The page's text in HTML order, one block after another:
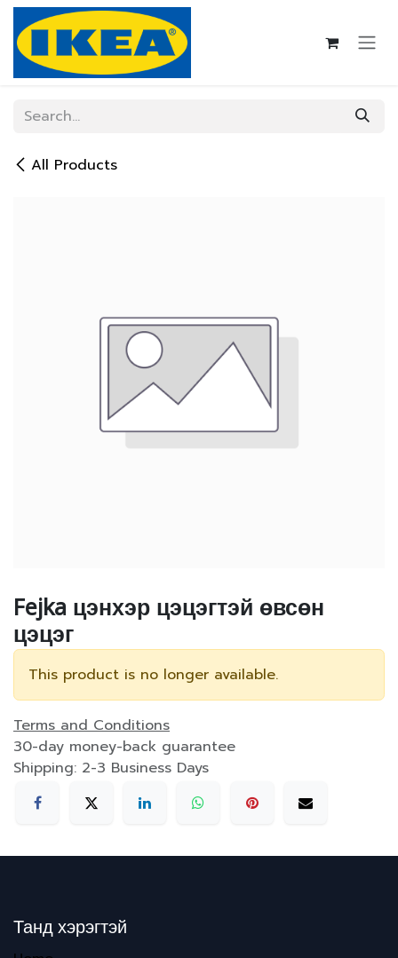
Skip to Content
All Products
Fejka цэнхэр цэцэгтэй өвсөн
цэцэг
This product is no longer available.
Terms and Conditions
30-day money-back guarantee
Shipping: 2-3 Business Days
Танд хэрэгтэй